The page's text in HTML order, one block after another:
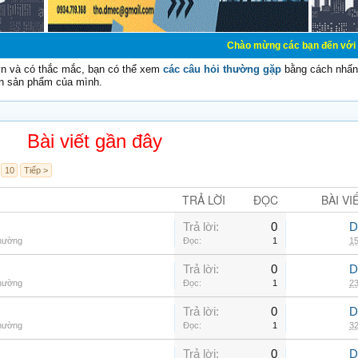
Chào mừng các bạn đến với Diễn
và có thắc mắc, bạn có thể xem các câu hỏi thường gặp bằng cách
sản phẩm của mình.
Bài viết gần đây
10 Tiếp >
TRẢ LỜI ĐỌC BÀI
Trả lời: 0
Đọc: 1
Trả lời: 0
Đọc: 1
Trả lời: 0
Đọc: 1
Trả lời: 0